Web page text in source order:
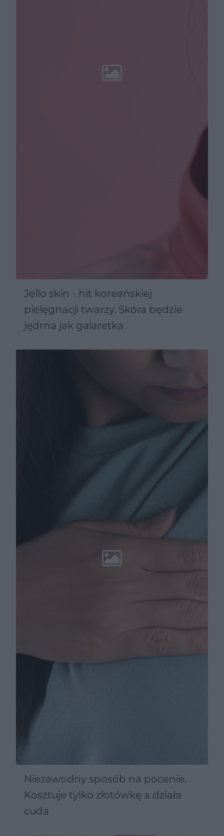
Jello skin - hit koreańskiej
pielęgnacji twarzy. Skóra będzie
jędrna jak galaretka
Niezawodny sposób na pocenie.
Kosztuje tylko złotówkę a działa
cuda